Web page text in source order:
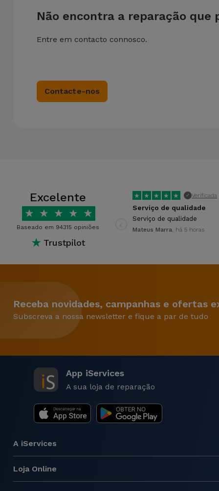
Não encontra a reparação que
Entre em contacto connosco.
Contacte-nos
Excelente
★ ★ ★ ★ ★
Baseado em 94315 opiniões
★ Trustpilot
★ ★ ★ ★ ★ ✓ Verificada
Serviço de qualidade
Serviço de qualidade
Mateus Marra, há 5 horas
Receba novidades, campanhas e ofertas
Subscreva a nossa newsletter e fique a par de tudo
App iServices
A sua loja de reparação
A iServices
Loja Online